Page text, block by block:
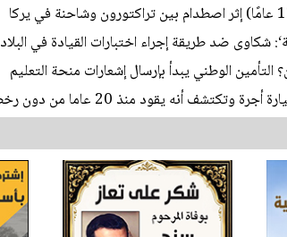
شكاوى ضد طريقة إجراء اختبارات القيادة في البلاد
الوطني يبدأ بإرسال إشعارات منحة التعليم
أنه يقود منذ 20 عاما من دون رخصة قيادة